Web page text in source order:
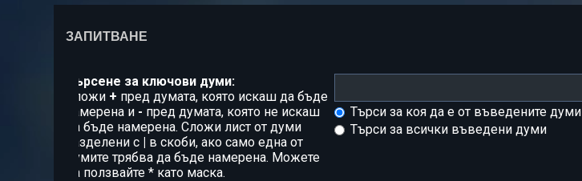
ЗАПИТВАНЕ
Търсене за ключови думи:
Сложи + пред думата, която искаш да бъде
намерена и - пред думата, която не искаш
да бъде намерена. Сложи лист от думи
разделени с | в скоби, ако само една от
думите трябва да бъде намерена. Можете
да ползвайте * като маска.
Търси за коя да е от въведените думи
Търси за всички въведени думи